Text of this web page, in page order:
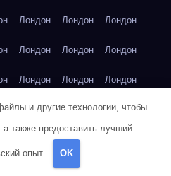
Лондон Лондон Лондон
Лондон Лондон Лондон
Лондон Лондон Лондон
Лондон Лос-Анджелес
Лос-Анджелес
Лос-Анджелес
и другие технологии, чтобы
также предоставить лучший
опыт. OK